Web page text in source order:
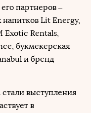
партнеров –
напитков Lit Energy,
Exotic Rentals,
букмекерская
и бренд
выступления
в